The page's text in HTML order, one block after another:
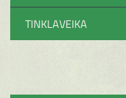
TINKLAVEIKA